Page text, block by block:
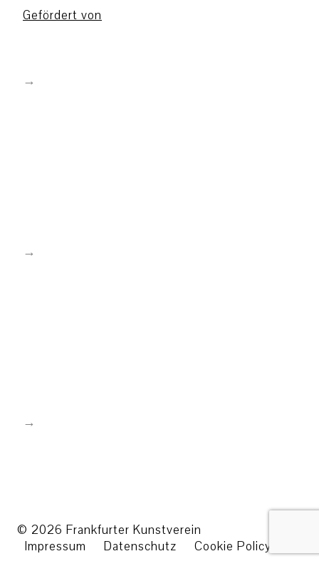
Gefördert von
© 2026 Frankfurter Kunstverein
Impressum
Datenschutz Cookie Policy